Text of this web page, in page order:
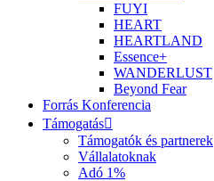
FUYI
HEART
HEARTLAND
Essence+
WANDERLUST
Beyond Fear
Forrás Konferencia
Támogatás
Támogatók és partnerek
Vállalatoknak
Adó 1%